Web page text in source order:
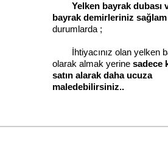
Yelken bayrak dubası
bayrak demirleriniz
durumlarda ;
İhtiyacınız olan yelken
olarak almak yerine sadece
satın alarak daha ucuza
maledebilirsiniz..